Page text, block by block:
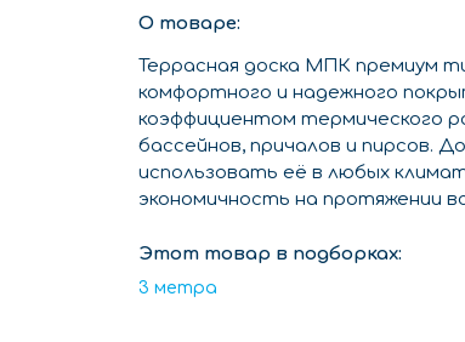
О товаре:
Террасная доска МПК премиум
комфортного и надежного
коэффициентом термического
бассейнов, причалов и пирсов.
использовать её в любых
экономичность на протяжении
Этот товар в подборках:
3 метра